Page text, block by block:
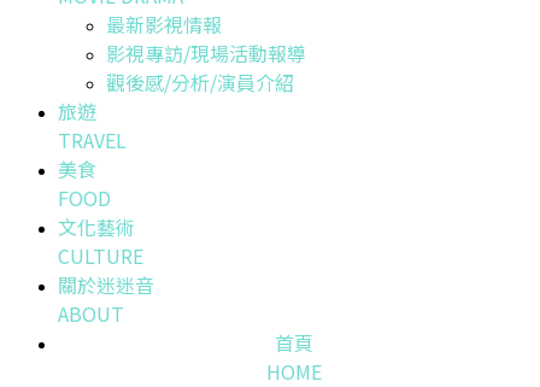
最新影視情報
影視專訪/現場活動報導
觀後感/分析/演員介紹
旅遊
TRAVEL
美食
FOOD
文化藝術
CULTURE
關於迷迷音
ABOUT
首頁
HOME